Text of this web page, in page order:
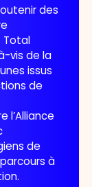
des
Total
vis de la
issus
de
l’Alliance
de
à